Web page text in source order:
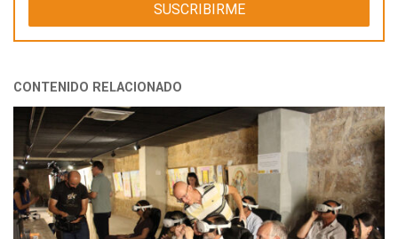
CONTENIDO RELACIONADO